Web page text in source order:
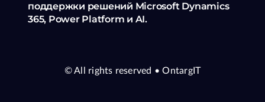
поддержки решений Microsoft Dynamics
365, Power Platform и AI.
© All rights reserved • OntargIT